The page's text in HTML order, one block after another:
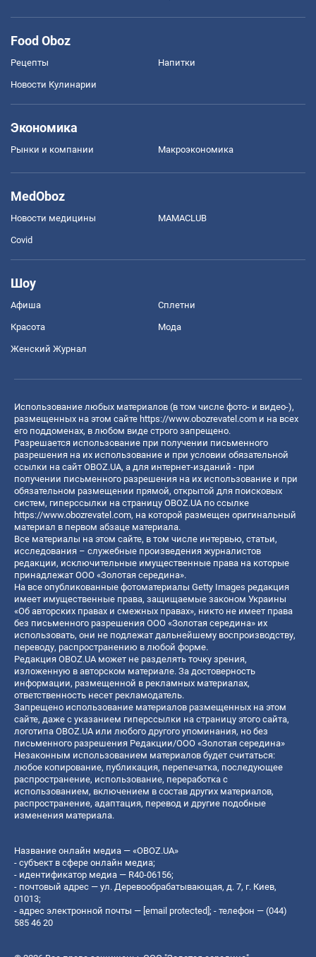
Food Oboz
Рецепты Напитки
Новости Кулинарии
Экономика
Рынки и компании Mакроэкономика
MedOboz
Новости медицины MAMACLUB
Covid
Шоу
Афиша Сплетни
Красота Мода
Женский Журнал
Использование любых материалов (в том числе фото- и видео-),
размещенных на этом сайте https://www.obozrevatel.com и на всех
его поддоменах, в любом виде строго запрещено.
Разрешается использование при получении письменного
разрешения на их использование и при условии обязательной
ссылки на сайт OBOZ.UA, а для интернет-изданий - при
получении письменного разрешения на их использование и при
обязательном размещении прямой, открытой для поисковых
систем, гиперссылки на страницу OBOZ.UA по ссылке
https://www.obozrevatel.com, на которой размещен оригинальный
материал в первом абзаце материала.
Все материалы на этом сайте, в том числе интервью, статьи,
исследования – служебные произведения журналистов
редакции, исключительные имущественные права на которые
принадлежат ООО «Золотая середина».
На все опубликованные фотоматериалы Getty Images редакция
имеет имущественные права, защищаемые законом Украины
«Об авторских правах и смежных правах», никто не имеет права
без письменного разрешения ООО «Золотая середина» их
использовать, они не подлежат дальнейшему воспроизводству,
переводу, распространению в любой форме.
Редакция OBOZ.UA может не разделять точку зрения,
изложенную в авторском материале. За достоверность
информации, размещенной в рекламных материалах,
ответственность несет рекламодатель.
Запрещено использование материалов размещенных на этом
сайте, даже с указанием гиперссылки на страницу этого сайта,
логотипа OBOZ.UA или любого другого упоминания, но без
письменного разрешения Редакции/ООО «Золотая середина»
Незаконным использованием материалов будет считаться:
любое копирование, публикация, перепечатка, последующее
распространение, использование, переработка с
использованием, включением в состав других материалов,
распространение, адаптация, перевод и другие подобные
изменения материала.
Название онлайн медиа — «OBOZ.UA»
- субъект в сфере онлайн медиа;
- идентификатор медиа — R40-06156;
- почтовый адрес — ул. Деревообрабатывающая, д. 7, г. Киев,
01013;
- адрес электронной почты — [email protected] ; - телефон — (044)
585 46 20